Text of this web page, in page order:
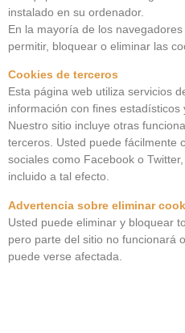
instalado en su ordenador.
En la mayoría de los
permitir, bloquear o eliminar las
Cookies de terceros
Esta página web utiliza servicios
información con fines estadísticos
Nuestro sitio incluye otras
terceros. Usted puede fácilmente
sociales como Facebook o
incluido a tal efecto.
Advertencia sobre eliminar
Usted puede eliminar y bloquear
pero parte del sitio no funcionará
puede verse afectada.